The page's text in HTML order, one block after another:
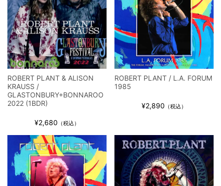
*NEW RELEASE (最新約3ヶ月)
2024.6.24
リアム・ギャラガー / 2024年6月3日 カーディフ公演 IEM/AUD 完
全収録！
*NEW RELEASE (最新約3ヶ月)
2024.6.24
スコーピオンズ / 2024年6月15日 リスボン公演 FHD 完全収録！
*NEW RELEASE (最新約3ヶ月)
2024.6.20
マネスキン / 2024年6月9日 ドイツ ROCK AM RING 公演 FHD 完
全収録！
*NEW RELEASE (最新約3ヶ月)
リアム・ギャラガー / 2024年6月1日 英国シェフィールド公演 完
全収録！
メガデス / 2023年8月4日 ドイツ W.O.A. 公演 FHD 完全収録！
*NEW RELEASE (最新約3ヶ月)
2024.6.9
ユーライア・ヒープ / 2023年8月3日 ドイツ W.O.A. 公演 FHD 完
全収録！
ROBERT PLANT & ALISON
KRAUSS /
GLASTONBURY+BONNAROO
2022 (1BDR)
¥2,680 （税込）
ROBERT PLANT / L.A. FORUM
1985
¥2,890 （税込）